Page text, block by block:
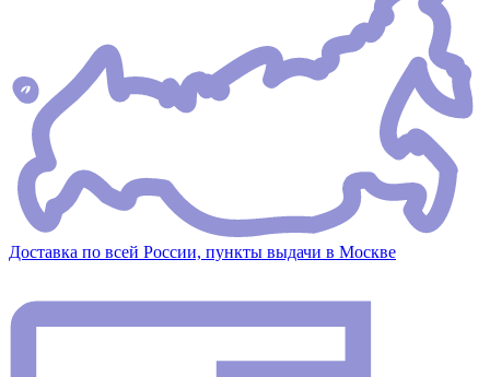
Доставка по всей России, пункты выдачи в Москве